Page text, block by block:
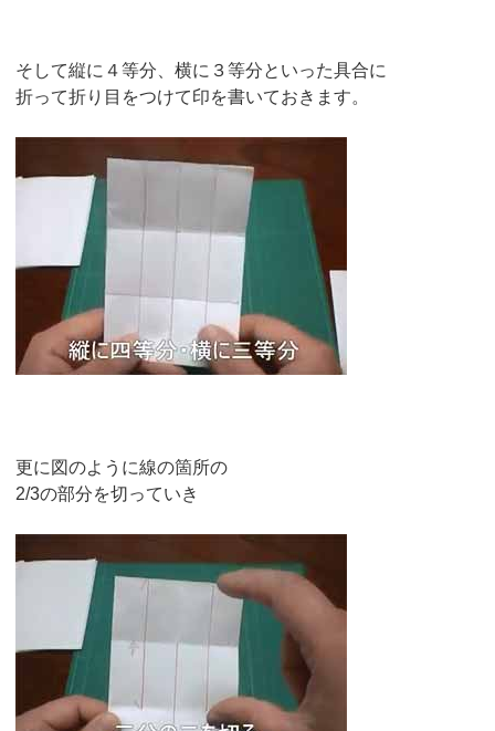
そして縦に４等分、横に３等分といった具合に
折って折り目をつけて印を書いておきます。
更に図のように線の箇所の
2/3の部分を切っていき